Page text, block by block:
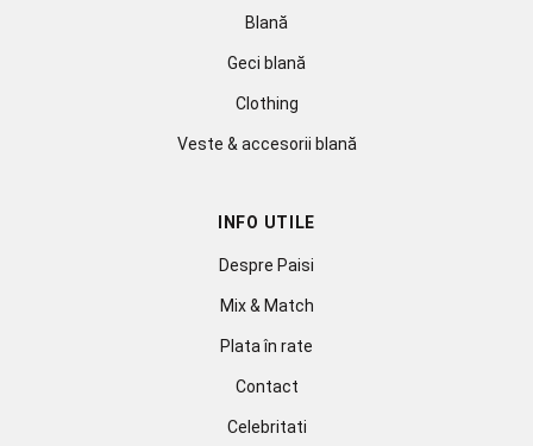
Blană
Geci blană
Clothing
Veste & accesorii blană
INFO UTILE
Despre Paisi
Mix & Match
Plata în rate
Contact
Celebritati